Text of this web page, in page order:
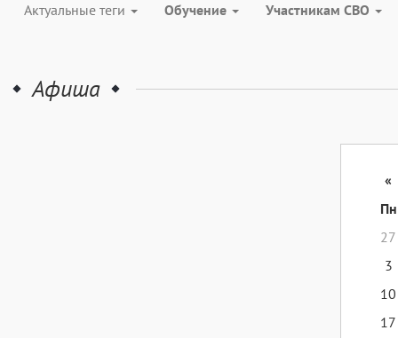
Актуальные теги Обучение Участникам СВО
Афиша
«
Пн
27
3
10
17